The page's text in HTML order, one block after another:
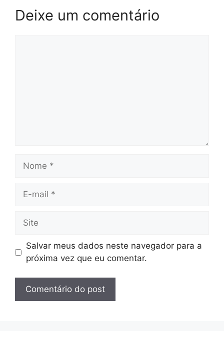
Deixe um comentário
Nome
Site
Salvar meus dados neste navegador para a
próxima vez que eu comentar.